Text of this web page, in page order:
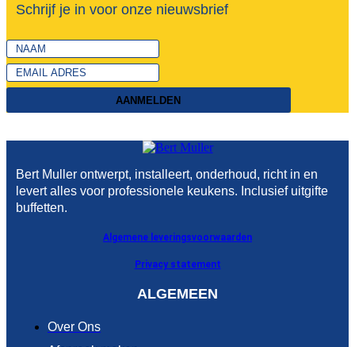
Schrijf je in voor onze nieuwsbrief
AANMELDEN
Bert Muller ontwerpt, installeert, onderhoud, richt in en
levert alles voor professionele keukens. Inclusief uitgifte
buffetten.
Algemene leveringsvoorwaarden
Privacy statement
ALGEMEEN
Over Ons